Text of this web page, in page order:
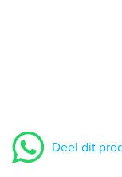
Deel dit